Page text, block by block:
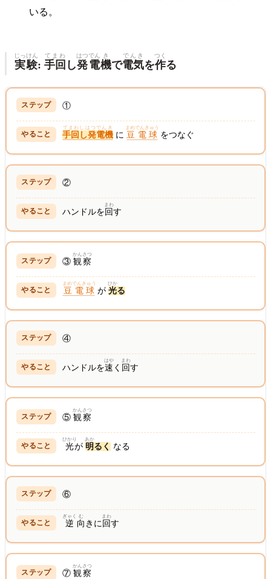
いる。
実
じっ
験
けん
: 手回
てまわ
し発電
はつでん
機
き
で電気
でんき
を作
つく
る
①
手回し発電機
てまわしはつでんき
に 豆電球
まめでんきゅう
をつなぐ
②
ハンドルを 回
まわ
す
③観察
かんさつ
豆電球
まめでんきゅう
が光
ひか
る
④
ハンドルを速
はや
く 回
まわ
す
⑤観察
かんさつ
光
ひかり
が 明
あか
るく なる
⑥
逆
ぎゃく
向
む
きに 回
まわ
す
⑦観察
かんさつ